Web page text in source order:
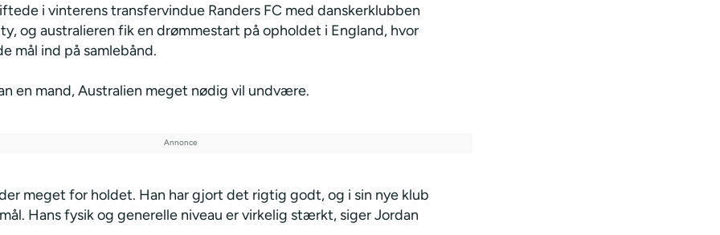
i vinterens transfervindue Randers FC med danskerklubben
og australieren fik en drømmestart på opholdet i England, hvor
mål ind på samlebånd.
en mand, Australien meget nødig vil undvære.
meget for holdet. Han har gjort det rigtig godt, og i sin nye klub
Hans fysik og generelle niveau er virkelig stærkt, siger Jordan